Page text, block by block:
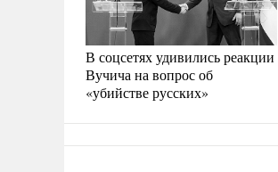
В соцсетях удивились реакции
Вучича на вопрос об
«убийстве русских»